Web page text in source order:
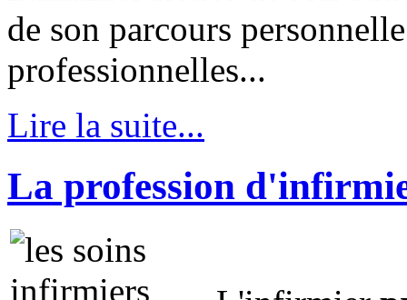
de son parcours
professionnelles...
Lire la suite...
La profession